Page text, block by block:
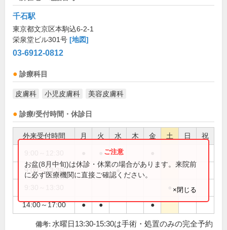
千石駅
東京都文京区本駒込6-2-1
栄泉堂ビル301号 [地図]
03-6912-0812
診療科目
皮膚科 小児皮膚科 美容皮膚科
診療/受付時間・休診日
外来受付時間 月 火 水 木 金 土 日 祝
9:00～13:30 ●
14:00～17:00 ● ● ●
お盆(8月中旬)は休診・休業の場合があります。来院前
に必ず医療機関に直接ご確認ください。
×閉じる
備考: 水曜日13:30-15:30は手術・処置のみの完全予約